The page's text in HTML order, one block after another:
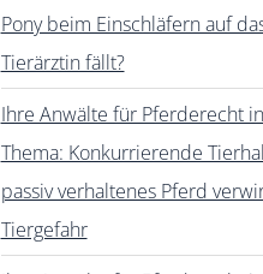
Pony beim Einschläfern auf
Tierärztin fällt?
Ihre Anwälte für Pferderecht
Thema: Konkurrierende
passiv verhaltenes Pferd
Tiergefahr